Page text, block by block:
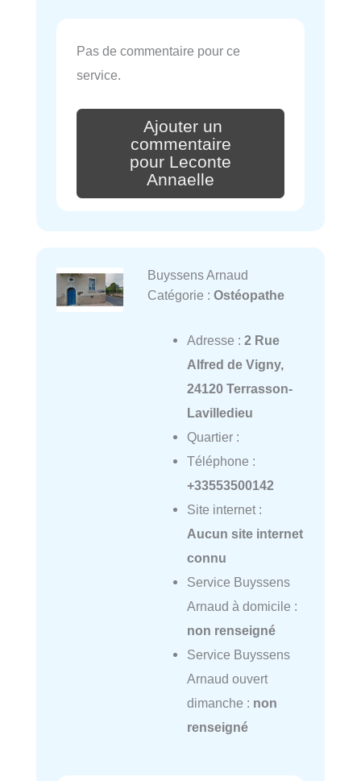
Pas de commentaire pour ce
service.
Ajouter un
commentaire
pour Leconte
Annaelle
Buyssens Arnaud
Catégorie : Ostéopathe
Adresse : 2 Rue
Alfred de Vigny,
24120 Terrasson-
Lavilledieu
Quartier :
Téléphone :
+33553500142
Site internet :
Aucun site internet
connu
Service Buyssens
Arnaud à domicile :
non renseigné
Service Buyssens
Arnaud ouvert
dimanche : non
renseigné